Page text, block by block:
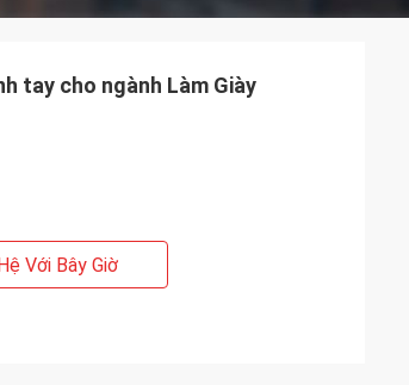
tay cho ngành Làm Giày
Với Bây Giờ